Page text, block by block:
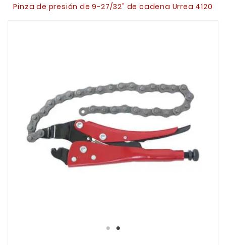
Pinza de presión de 9-27/32" de cadena Urrea 4120